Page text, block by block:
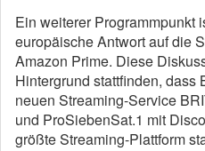
Ein weiterer Programmpunkt
europäische Antwort auf die
Amazon Prime. Diese
Hintergrund stattfinden, dass
neuen Streaming-Service
und ProSiebenSat.1 mit
größte Streaming-Plattform